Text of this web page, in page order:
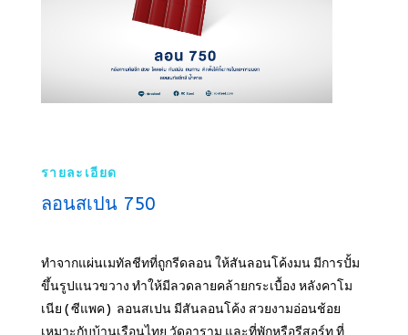
รายละเอียด
ลอนสเปน 750
ทำจากแผ่นเมทัลชีทที่ถูกรีดลอน ให้สันลอนโค้งมน มีการปั้ม
ขึ้นรูปแนวขวาง ทำให้มีลวดลายคล้ายกระเบื้อง หลังคาโม
เนีย ( ซีแพค ) ลอนสเปน มีสันลอนโค้ง สวยงามอ่อนช้อย